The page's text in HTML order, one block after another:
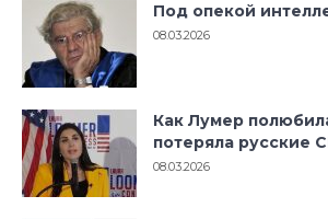
Под опекой
08.03.2026
Как Лумер
потеряла русские
08.03.2026